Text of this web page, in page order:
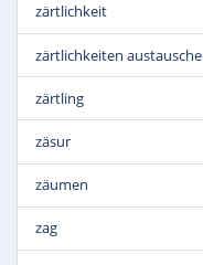
zärtlichkeit
zärtlichkeiten
zärtling
zäsur
zäumen
zag